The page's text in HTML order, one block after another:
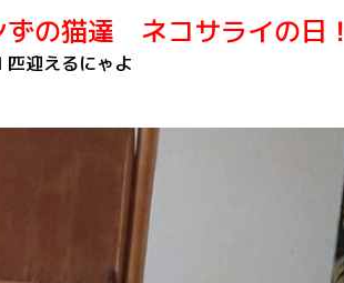
ずの猫達 ネコサライの日！
迎えるにゃよ